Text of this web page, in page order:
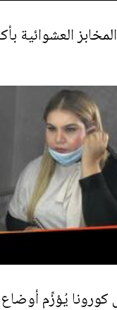
العشوائية
كورونا يُؤزِّم